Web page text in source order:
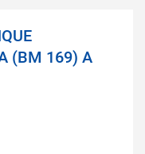
(BM 169) A